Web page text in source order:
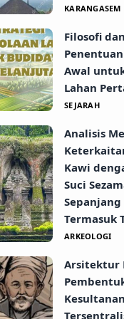
KARANGASEM
Filosofi
Awal
Lahan
SEJARAH
Analisis
Kawi
Suci
Sepanjang
Termasuk
ARKEOLOGI
Arsitektur